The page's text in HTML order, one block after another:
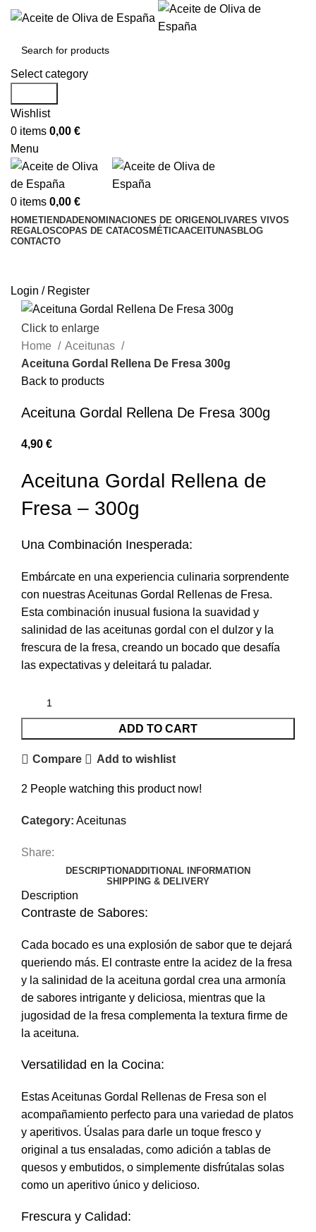
Select category
Wishlist
0 items 0,00 €
Menu
0 items 0,00 €
HOMETIENDADENOMINACIONES DE ORIGENOLIVARES VIVOS
REGALOSCOPAS DE CATACOSMÉTICAACEITUNAS BLOG
CONTACTO
Login / Register
Click to enlarge
Home
Aceitunas
Aceituna Gordal Rellena De Fresa 300g
Back to products
Aceituna Gordal Rellena De Fresa 300g
€
Aceituna Gordal Rellena de
Fresa – 300g
Una Combinación Inesperada:
Embárcate en una experiencia culinaria sorprendente
con nuestras Aceitunas Gordal Rellenas de Fresa.
Esta combinación inusual fusiona la suavidad y
salinidad de las aceitunas gordal con el dulzor y la
frescura de la fresa, creando un bocado que desafía
las expectativas y deleitará tu paladar.
ADD TO CART
Compare Add to wishlist
2 People watching this product now!
Category: Aceitunas
Share:
DESCRIPTIONADDITIONAL INFORMATION
SHIPPING & DELIVERY
Description
Contraste de Sabores:
Cada bocado es una explosión de sabor que te dejará
queriendo más. El contraste entre la acidez de la fresa
y la salinidad de la aceituna gordal crea una armonía
de sabores intrigante y deliciosa, mientras que la
jugosidad de la fresa complementa la textura firme de
la aceituna.
Versatilidad en la Cocina:
Estas Aceitunas Gordal Rellenas de Fresa son el
acompañamiento perfecto para una variedad de platos
y aperitivos. Úsalas para darle un toque fresco y
original a tus ensaladas, como adición a tablas de
quesos y embutidos, o simplemente disfrútalas solas
como un aperitivo único y delicioso.
Frescura y Calidad: